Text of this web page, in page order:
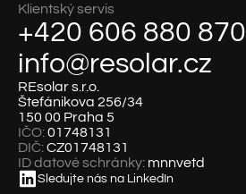
Klientský servis
+420 606 880 870
info@resolar.cz
REsolar s.r.o.
Štefánikova 256/34
150 00 Praha 5
IČO:01748131
DIČ:CZ01748131
ID datové schránky: mnnvetd
Sledujte nás na LinkedIn